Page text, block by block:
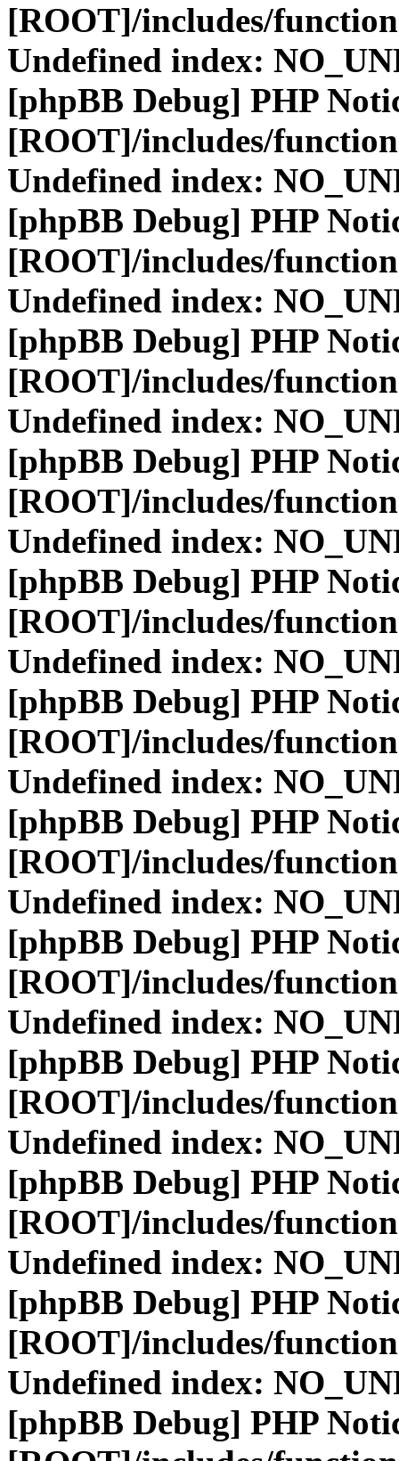
[ROOT]/includes/
Undefined index:
[phpBB Debug] PHP
[ROOT]/includes/
Undefined index:
[phpBB Debug] PHP
[ROOT]/includes/
Undefined index:
[phpBB Debug] PHP
[ROOT]/includes/
Undefined index:
[phpBB Debug] PHP
[ROOT]/includes/
Undefined index:
[phpBB Debug] PHP
[ROOT]/includes/
Undefined index:
[phpBB Debug] PHP
[ROOT]/includes/
Undefined index:
[phpBB Debug] PHP
[ROOT]/includes/
Undefined index:
[phpBB Debug] PHP
[ROOT]/includes/
Undefined index:
[phpBB Debug] PHP
[ROOT]/includes/
Undefined index:
[phpBB Debug] PHP
[ROOT]/includes/
Undefined index:
[phpBB Debug] PHP
[ROOT]/includes/
Undefined index:
[phpBB Debug] PHP